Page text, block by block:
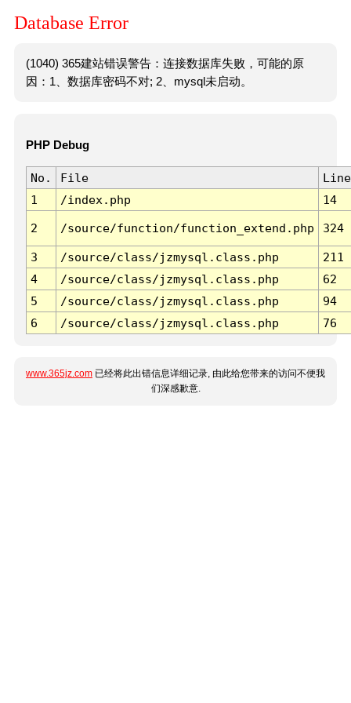
Database Error
(1040) 365建站错误警告：连接数据库失败，可能的原
因：1、数据库密码不对; 2、mysql未启动。
PHP Debug
No. File
Line
1
/index.php 14
2 /source/function/function_extend.php 324
3 /source/class/jzmysql.class.php
211
4
/source/class/jzmysql.class.php
62
5
/source/class/jzmysql.class.php
94
6
/source/class/jzmysql.class.php 76
www.365jz.com 已经将此出错信息详细记录, 由此给您带来的访问不便我
们深感歉意.